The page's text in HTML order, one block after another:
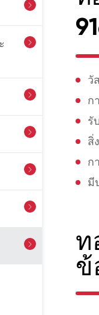







วั
ก
รั
สิ่
ก
มี
ท
ข้